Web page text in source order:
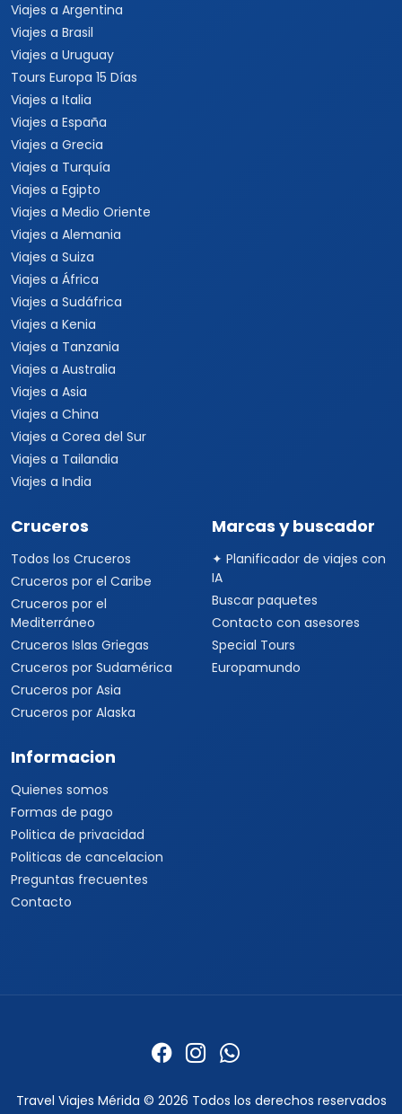
Viajes a Argentina
Viajes a Brasil
Viajes a Uruguay
Tours Europa 15 Días
Viajes a Italia
Viajes a España
Viajes a Grecia
Viajes a Turquía
Viajes a Egipto
Viajes a Medio Oriente
Viajes a Alemania
Viajes a Suiza
Viajes a África
Viajes a Sudáfrica
Viajes a Kenia
Viajes a Tanzania
Viajes a Australia
Viajes a Asia
Viajes a China
Viajes a Corea del Sur
Viajes a Tailandia
Viajes a India
Cruceros
Todos los Cruceros
Cruceros por el Caribe
Cruceros por el
Mediterráneo
Cruceros Islas Griegas
Cruceros por Sudamérica
Cruceros por Asia
Cruceros por Alaska
Marcas y buscador
✦ Planificador de viajes con
IA
Buscar paquetes
Contacto con asesores
Special Tours
Europamundo
Informacion
Quienes somos
Formas de pago
Politica de privacidad
Politicas de cancelacion
Preguntas frecuentes
Contacto
Travel Viajes Mérida © 2026 Todos los derechos reservados